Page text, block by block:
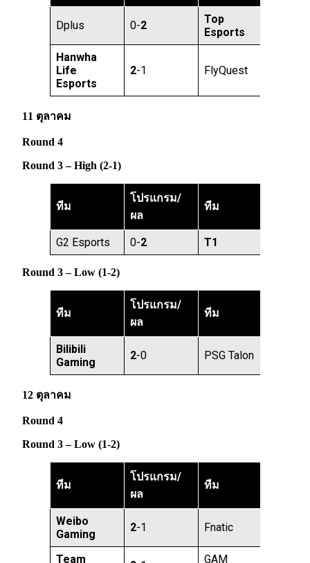
Dplus 0-2
Top
Esports
Hanwha
Life
Esports
2-1 FlyQuest
11 ตุลาคม
Round 4
Round 3 – High (2-1)
ทีม
โปรแกรม/
ผล
ทีม
G2 Esports 0-2 T1
Round 3 – Low (1-2)
ทีม
โปรแกรม/
ผล
ทีม
Bilibili
Gaming
2-0 PSG Talon
12 ตุลาคม
Round 4
Round 3 – Low (1-2)
ทีม
โปรแกรม/
ผล
ทีม
Weibo
Gaming
2-1 Fnatic
Team GAM